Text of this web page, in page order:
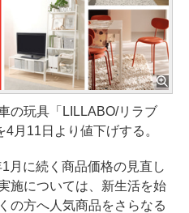
の玩具「LILLABO/リラブ
月11日より値下げする。
に続く商品価格の見直し
施については、新生活を始
の方へ人気商品をさらなる